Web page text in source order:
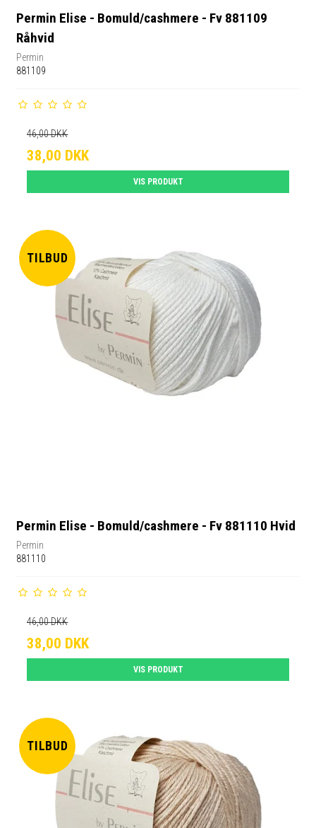
Permin Elise - Bomuld/cashmere - Fv 881109
Råhvid
Permin
881109
46,00 DKK
38,00 DKK
VIS PRODUKT
TILBUD
Permin Elise - Bomuld/cashmere - Fv 881110 Hvid
Permin
881110
46,00 DKK
38,00 DKK
VIS PRODUKT
TILBUD